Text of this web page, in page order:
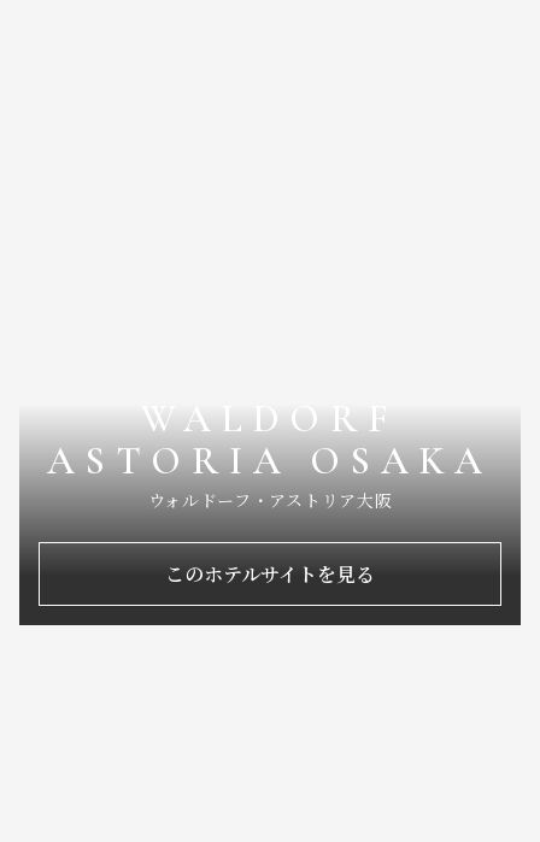
WALDORF
ASTORIA OSAKA
ウォルドーフ・アストリア大阪
このホテルサイトを見る